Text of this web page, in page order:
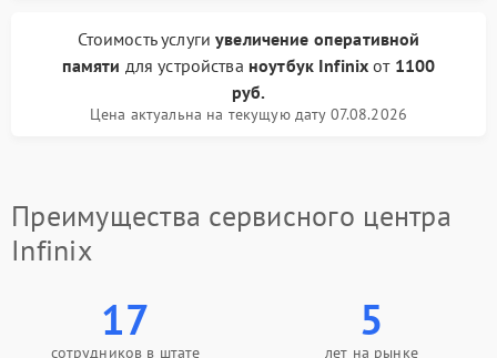
Стоимость услугиувеличение оперативной
памяти для устройства ноутбук Infinix от 1100
руб.
Цена актуальна на текущую дату 07.08.2026
Преимущества сервисного центра
Infinix
17
сотрудников в штате
5
лет на рынке